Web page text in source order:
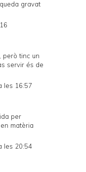
gravat
però tinc un
servir és de
les 16:57
per
matèria
les 20:54